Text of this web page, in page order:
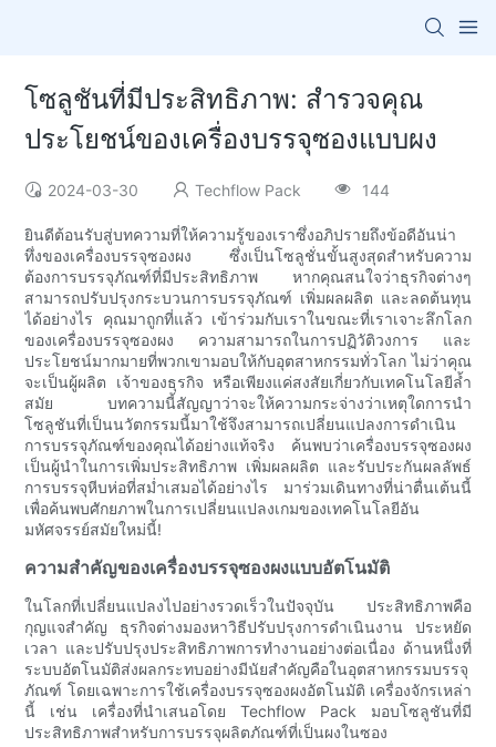
โซลูชันที่มีประสิทธิภาพ: สำรวจคุณ
ประโยชน์ของเครื่องบรรจุซองแบบผง
2024-03-30 Techflow Pack 144
ยินดีต้อนรับสู่บทความที่ให้ความรู้ของเราซึ่งอภิปรายถึงข้อดีอันน่า
ทึ่งของเครื่องบรรจุซองผง ซึ่งเป็นโซลูชั่นขั้นสูงสุดสำหรับความ
ต้องการบรรจุภัณฑ์ที่มีประสิทธิภาพ หากคุณสนใจว่าธุรกิจต่างๆ
สามารถปรับปรุงกระบวนการบรรจุภัณฑ์ เพิ่มผลผลิต และลดต้นทุน
ได้อย่างไร คุณมาถูกที่แล้ว เข้าร่วมกับเราในขณะที่เราเจาะลึกโลก
ของเครื่องบรรจุซองผง ความสามารถในการปฏิวัติวงการ และ
ประโยชน์มากมายที่พวกเขามอบให้กับอุตสาหกรรมทั่วโลก ไม่ว่าคุณ
จะเป็นผู้ผลิต เจ้าของธุรกิจ หรือเพียงแค่สงสัยเกี่ยวกับเทคโนโลยีล้ำ
สมัย บทความนี้สัญญาว่าจะให้ความกระจ่างว่าเหตุใดการนำ
โซลูชันที่เป็นนวัตกรรมนี้มาใช้จึงสามารถเปลี่ยนแปลงการดำเนิน
การบรรจุภัณฑ์ของคุณได้อย่างแท้จริง ค้นพบว่าเครื่องบรรจุซองผง
เป็นผู้นำในการเพิ่มประสิทธิภาพ เพิ่มผลผลิต และรับประกันผลลัพธ์
การบรรจุหีบห่อที่สม่ำเสมอได้อย่างไร มาร่วมเดินทางที่น่าตื่นเต้นนี้
เพื่อค้นพบศักยภาพในการเปลี่ยนแปลงเกมของเทคโนโลยีอัน
มหัศจรรย์สมัยใหม่นี้!
ความสำคัญของเครื่องบรรจุซองผงแบบอัตโนมัติ
ในโลกที่เปลี่ยนแปลงไปอย่างรวดเร็วในปัจจุบัน ประสิทธิภาพคือ
กุญแจสำคัญ ธุรกิจต่างมองหาวิธีปรับปรุงการดำเนินงาน ประหยัด
เวลา และปรับปรุงประสิทธิภาพการทำงานอย่างต่อเนื่อง ด้านหนึ่งที่
ระบบอัตโนมัติส่งผลกระทบอย่างมีนัยสำคัญคือในอุตสาหกรรมบรรจุ
ภัณฑ์ โดยเฉพาะการใช้เครื่องบรรจุซองผงอัตโนมัติ เครื่องจักรเหล่า
นี้ เช่น เครื่องที่นำเสนอโดย Techflow Pack มอบโซลูชันที่มี
ประสิทธิภาพสำหรับการบรรจุผลิตภัณฑ์ที่เป็นผงในซอง